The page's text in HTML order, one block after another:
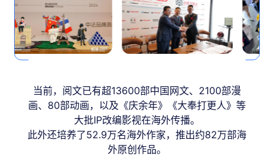
当前，阅文已有超13600部中国网文、2100部漫
画、80部动画，以及《庆余年》《大奉打更人》等
大批IP改编影视在海外传播。
此外还培养了52.9万名海外作家，推出约82万部海
外原创作品。